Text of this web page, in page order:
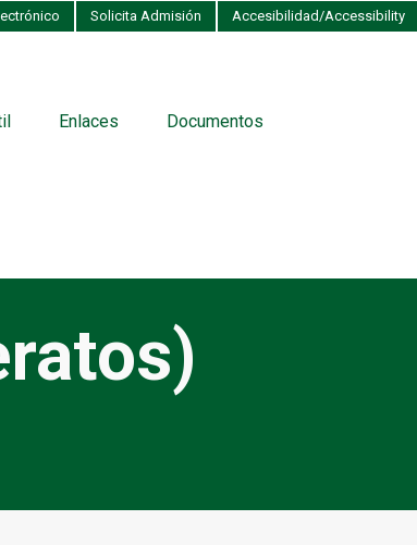
Solicita Admisión Accesibilidad/Accessibility
Enlaces Documentos